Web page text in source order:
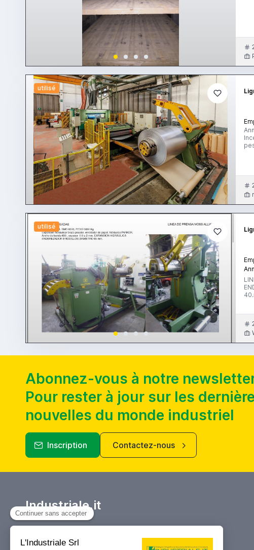
utilisé
utilisé
LINEA DE
Abonnez-vous à notre
Pour rester à jour sur les
nouvelles du monde industriel
Inscription Contactez-nous
Industriale.it
l’achat et la vente, les enchères et les